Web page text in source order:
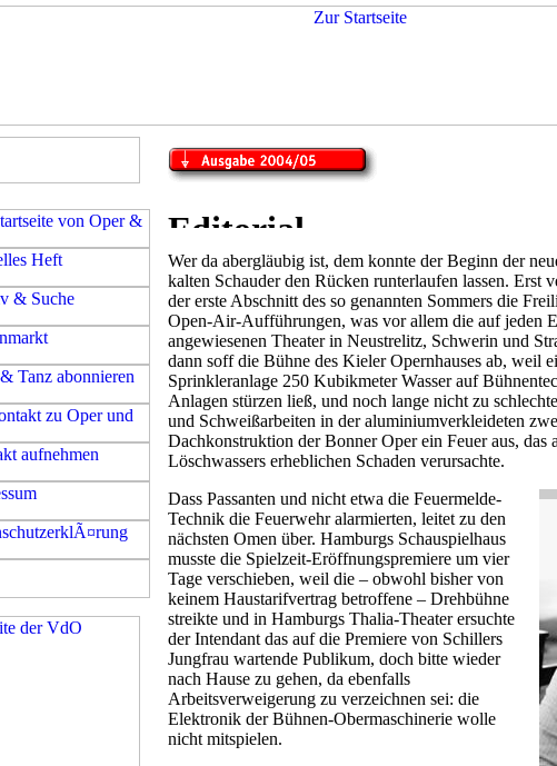
Wer da abergläubig ist, dem konnte der Beginn der
kalten Schauder den Rücken runterlaufen lassen. Erst
der erste Abschnitt des so genannten Sommers die
Open-Air-Aufführungen, was vor allem die auf jeden
angewiesenen Theater in Neustrelitz, Schwerin und
dann soff die Bühne des Kieler Opernhauses ab, weil
Sprinkleranlage 250 Kubikmeter Wasser auf
Anlagen stürzen ließ, und noch lange nicht zu
und Schweißarbeiten in der aluminiumverkleideten
Dachkonstruktion der Bonner Oper ein Feuer aus, das
Löschwassers erheblichen Schaden verursachte.
Dass Passanten und nicht etwa die Feuermelde-
Technik die Feuerwehr alarmierten, leitet zu den
nächsten Omen über. Hamburgs Schauspielhaus
musste die Spielzeit-Eröffnungspremiere um vier
Tage verschieben, weil die – obwohl bisher von
keinem Haustarifvertrag betroffene – Drehbühne
streikte und in Hamburgs Thalia-Theater ersuchte
der Intendant das auf die Premiere von Schillers
Jungfrau wartende Publikum, doch bitte wieder
nach Hause zu gehen, da ebenfalls
Arbeitsverweigerung zu verzeichnen sei: die
Elektronik der Bühnen-Obermaschinerie wolle
nicht mitspielen.